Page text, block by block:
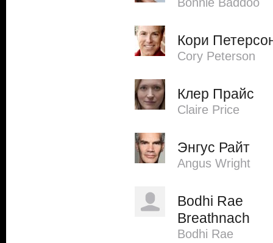
Кори
Cory Peterson
Клер Прайс
Claire Price
Энгус Райт
Angus Wright
Bodhi Rae
Breathnach
Bodhi Rae